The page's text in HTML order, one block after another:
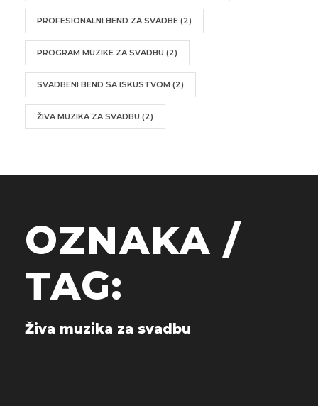
PROFESIONALNI BEND ZA SVADBE (2)
PROGRAM MUZIKE ZA SVADBU (2)
SVADBENI BEND SA ISKUSTVOM (2)
ŽIVA MUZIKA ZA SVADBU (2)
OZNAKA /
TAG:
Živa muzika za svadbu